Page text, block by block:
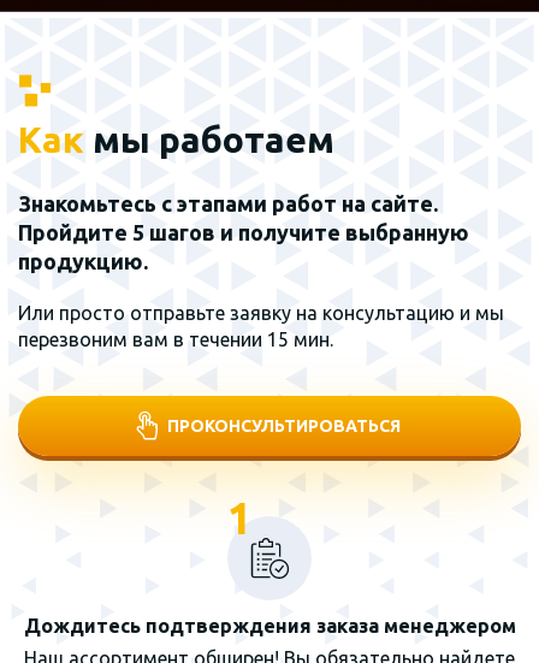
Как мы работаем
Знакомьтесь с этапами работ на сайте.
Пройдите 5 шагов и получите выбранную
продукцию.
Или просто отправьте заявку на консультацию и мы
перезвоним вам в течении 15 мин.
ПРОКОНСУЛЬТИРОВАТЬСЯ
1
Дождитесь подтверждения заказа менеджером
Наш ассортимент обширен! Вы обязательно найдете